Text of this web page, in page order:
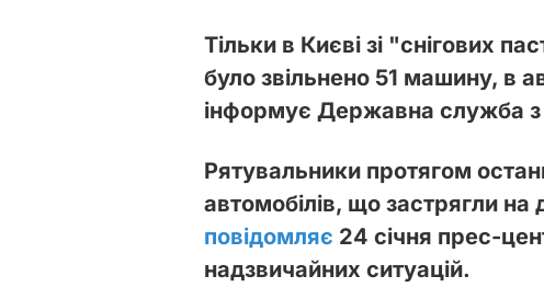
Тільки в Києві зі "снігових
було звільнено 51 машину, в
інформує Державна служба з
Рятувальники протягом
автомобілів, що застрягли на
повідомляє 24 січня прес-
надзвичайних ситуацій.